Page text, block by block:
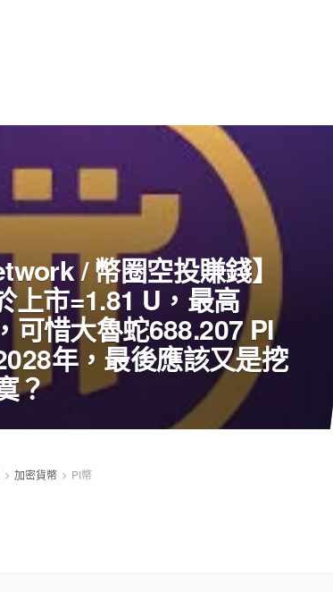
/ 幣圈空投賺錢】
上市=1.81 U，最高
可惜大魯蛇688.207 PI
年，最後應該又是挖
？
加密貨幣 PI幣